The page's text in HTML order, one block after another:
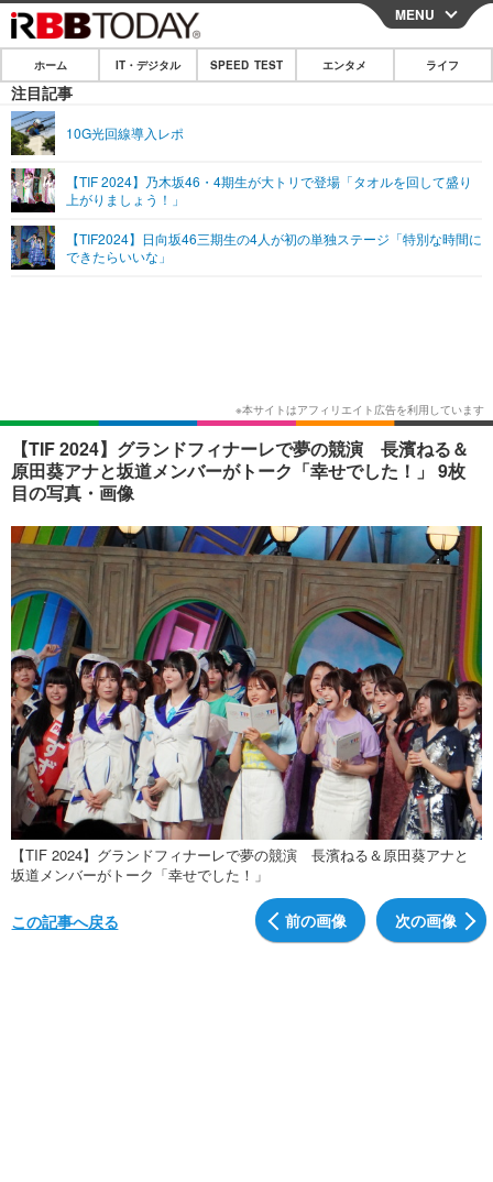
CLOSE
ホーム
IT・デジタル
ネタ
ショッピング その他
SPEED TEST
エンタメ
エンタメTOP
ショッピング その他
ライフ
MENU
ホーム IT・デジタル SPEED TEST エンタメ ライフ
注目記事
10G光回線導入レポ
【TIF 2024】乃木坂46・4期生が大トリで登場「タオルを回して盛り
上がりましょう！」
【TIF2024】日向坂46三期生の4人が初の単独ステージ「特別な時間に
できたらいいな」
【TIF 2024】グランドフィナーレで夢の競演 長濱ねる＆
原田葵アナと坂道メンバーがトーク「幸せでした！」 9枚
目の写真・画像
【TIF 2024】グランドフィナーレで夢の競演 長濱ねる＆原田葵アナと
坂道メンバーがトーク「幸せでした！」
前の画像 次の画像
この記事へ戻る